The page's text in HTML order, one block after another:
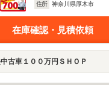
住所
神奈川県厚木市
在庫確認・見積依頼
中古車１００万円ＳＨＯＰ